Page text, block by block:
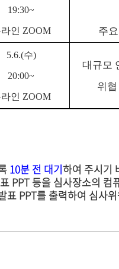
19:30~
인 ZOOM
주
5.6.(수)
20:00~
인 ZOOM
대규모
위
10분 전 대기하여 주시기
PPT 등을 심사장소의 컴
표 PPT를 출력하여 심사